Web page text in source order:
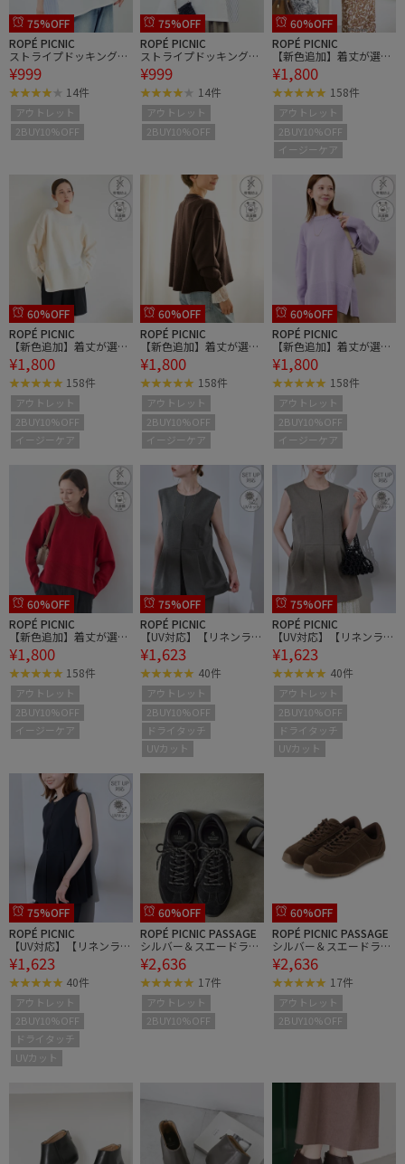
75%OFF
ROPÉ PICNIC
ストライプドッキングフ
レンチスリーブプルオー
バー
¥999
14件
アウトレット
2BUY10%OFF
75%OFF
ROPÉ PICNIC
ストライプドッキングフ
レンチスリーブプルオー
バー
¥999
14件
アウトレット
2BUY10%OFF
60%OFF
ROPÉ PICNIC
【新色追加】着丈が選べ
るクルーネックサイドス
リットニットプルオーバ
ー/イージーケア
¥1,800
158件
アウトレット
2BUY10%OFF
イージーケア
60%OFF
ROPÉ PICNIC
【新色追加】着丈が選べ
るクルーネックサイドス
リットニットプルオーバ
ー/イージーケア
¥1,800
158件
アウトレット
2BUY10%OFF
イージーケア
60%OFF
ROPÉ PICNIC
【新色追加】着丈が選べ
るクルーネックサイドス
リットニットプルオーバ
ー/イージーケア
¥1,800
158件
アウトレット
2BUY10%OFF
イージーケア
60%OFF
ROPÉ PICNIC
【新色追加】着丈が選べ
るクルーネックサイドス
リットニットプルオーバ
ー/イージーケア
¥1,800
158件
アウトレット
2BUY10%OFF
イージーケア
60%OFF
ROPÉ PICNIC
【新色追加】着丈が選べ
るクルーネックサイドス
リットニットプルオーバ
ー/イージーケア
¥1,800
158件
アウトレット
2BUY10%OFF
イージーケア
75%OFF
ROPÉ PICNIC
【UV対応】【リネンライ
ク・シリーズ】ペプラム
ジレベスト/通勤・セッ
トアップ対応
¥1,623
40件
アウトレット
2BUY10%OFF
ドライタッチ
UVカット
75%OFF
ROPÉ PICNIC
【UV対応】【リネンライ
ク・シリーズ】ペプラム
ジレベスト/通勤・セッ
トアップ対応
¥1,623
40件
アウトレット
2BUY10%OFF
ドライタッチ
UVカット
75%OFF
ROPÉ PICNIC
【UV対応】【リネンライ
ク・シリーズ】ペプラム
ジレベスト/通勤・セッ
トアップ対応
¥1,623
40件
アウトレット
2BUY10%OFF
ドライタッチ
UVカット
60%OFF
ROPÉ PICNIC PASSAGE
シルバー＆スエードライ
クフラットスニーカー
¥2,636
17件
アウトレット
2BUY10%OFF
60%OFF
ROPÉ PICNIC PASSAGE
シルバー＆スエードライ
クフラットスニーカー
¥2,636
17件
アウトレット
2BUY10%OFF